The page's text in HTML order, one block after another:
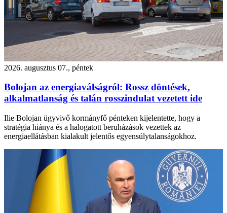
2026. augusztus 07., péntek
Bolojan az energiaválságról: Rossz döntések,
alkalmatlanság és talán rosszindulat vezetett ide
Ilie Bolojan ügyvivő kormányfő pénteken kijelentette, hogy a
stratégia hiánya és a halogatott beruházások vezettek az
energiaellátásban kialakult jelentős egyensúlytalanságokhoz.